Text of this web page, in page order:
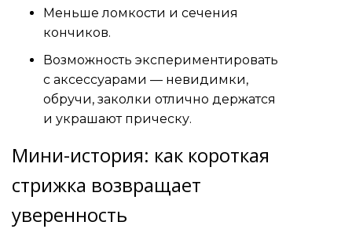
Меньше ломкости и сечения
кончиков.
Возможность экспериментировать
с аксессуарами — невидимки,
обручи, заколки отлично держатся
и украшают прическу.
Мини-история: как короткая
стрижка возвращает
уверенность